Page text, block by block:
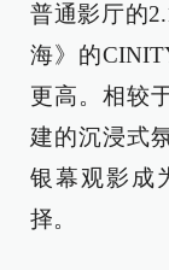
普通影厅的
海》的
更高。相较
建的沉浸式
银幕观影成
择。